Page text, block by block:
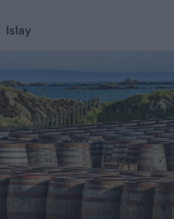
Islay